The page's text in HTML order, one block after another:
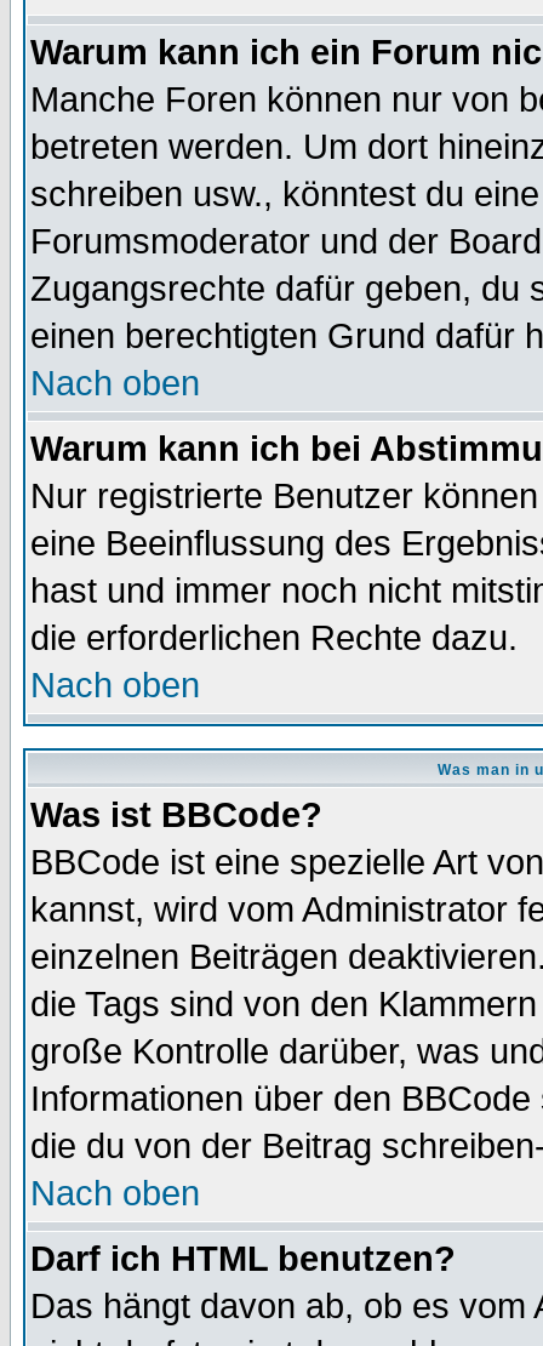
Warum kann ich ein Forum
Manche Foren können nur von
betreten werden. Um dort
schreiben usw., könntest du
Forumsmoderator und der
Zugangsrechte dafür geben, du
einen berechtigten Grund dafür
Nach oben
Warum kann ich bei
Nur registrierte Benutzer
eine Beeinflussung des
hast und immer noch nicht
die erforderlichen Rechte dazu.
Nach oben
Was man in
Was ist BBCode?
BBCode ist eine spezielle Art
kannst, wird vom Administrator
einzelnen Beiträgen
die Tags sind von den
große Kontrolle darüber, was
Informationen über den
die du von der Beitrag
Nach oben
Darf ich HTML benutzen?
Das hängt davon ab, ob es